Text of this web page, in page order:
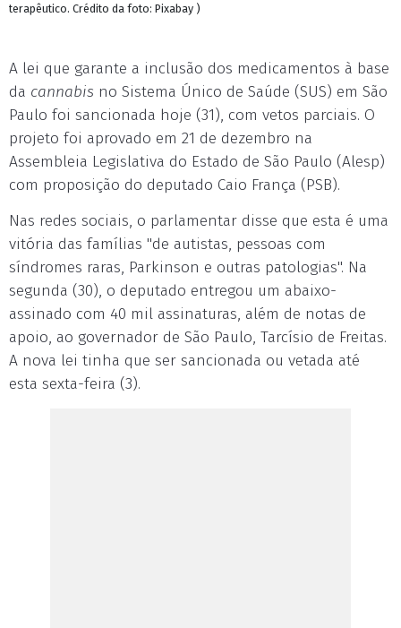
terapêutico. Crédito da foto: Pixabay )
A lei que garante a inclusão dos medicamentos à base
da cannabis no Sistema Único de Saúde (SUS) em São
Paulo foi sancionada hoje (31), com vetos parciais. O
projeto foi aprovado em 21 de dezembro na
Assembleia Legislativa do Estado de São Paulo (Alesp)
com proposição do deputado Caio França (PSB).
Nas redes sociais, o parlamentar disse que esta é uma
vitória das famílias "de autistas, pessoas com
síndromes raras, Parkinson e outras patologias". Na
segunda (30), o deputado entregou um abaixo-
assinado com 40 mil assinaturas, além de notas de
apoio, ao governador de São Paulo, Tarcísio de Freitas.
A nova lei tinha que ser sancionada ou vetada até
esta sexta-feira (3).